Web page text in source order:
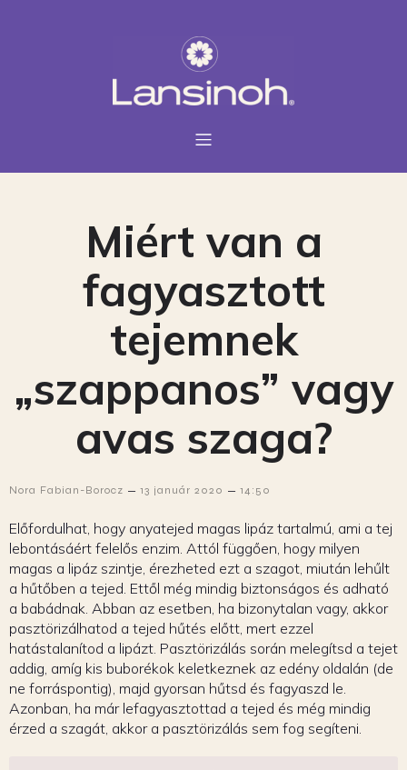
Miért van a
fagyasztott
tejemnek
„szappanos” vagy
avas szaga?
Nora Fabian-Borocz – 13 január 2020 – 14:50
Előfordulhat, hogy anyatejed magas lipáz tartalmú, ami a tej
lebontásáért felelős enzim. Attól függően, hogy milyen
magas a lipáz szintje, érezheted ezt a szagot, miután lehűlt
a hűtőben a tejed. Ettől még mindig biztonságos és adható
a babádnak. Abban az esetben, ha bizonytalan vagy, akkor
pasztörizálhatod a tejed hűtés előtt, mert ezzel
hatástalanítod a lipázt. Pasztörizálás során melegítsd a tejet
addig, amíg kis buborékok keletkeznek az edény oldalán (de
ne forráspontig), majd gyorsan hűtsd és fagyaszd le.
Azonban, ha már lefagyasztottad a tejed és még mindig
érzed a szagát, akkor a pasztörizálás sem fog segíteni.